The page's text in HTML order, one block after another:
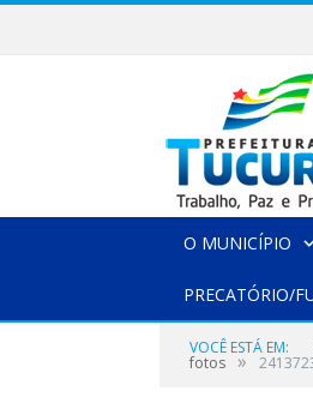
O MUNICÍPIO
PRECATÓRIO/
VOCÊ ESTÁ EM:
fotos »